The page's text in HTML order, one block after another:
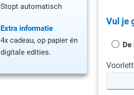
Stopt automatisch
Extra informatie
4x cadeau, op papier én
digitale edities.
Vul je
De